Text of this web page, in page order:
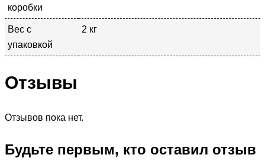
коробки
Вес с
упаковкой
2 кг
Отзывы
Отзывов пока нет.
Будьте первым, кто оставил отзыв